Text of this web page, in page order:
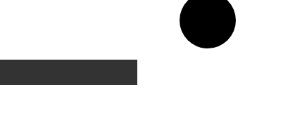
イ
コ
ン
リ